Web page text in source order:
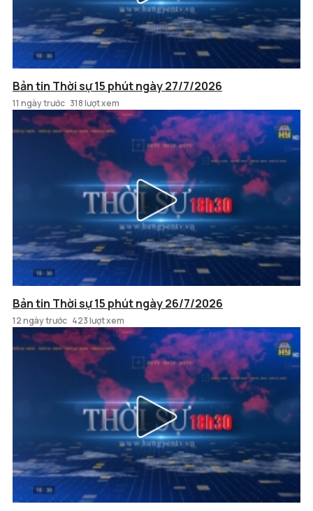
Bản tin Thời sự 15 phút ngày 27/7/2026
11 ngày trước 318 lượt xem
Bản tin Thời sự 15 phút ngày 26/7/2026
12 ngày trước 423 lượt xem